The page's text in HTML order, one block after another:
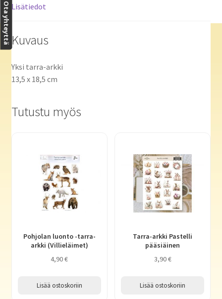
Lisätiedot
Kuvaus
Yksi tarra-arkki
13,5 x 18,5 cm
Tutustu myös
Pohjolan luonto -tarra-
arkki (Villieläimet)
4,90€
Lisää ostoskoriin
Tarra-arkki Pastelli
pääsiäinen
3,90€
Lisää ostoskoriin
Ota yhteyttä